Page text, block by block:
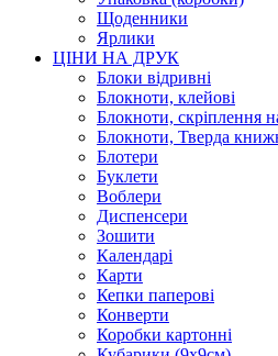
Щоденники
Ярлики
ЦІНИ НА ДРУК
Блоки відривні
Блокноти, клейові
Блокноти, скріплення
Блокноти, Тверда
Блотери
Буклети
Воблери
Диспенсери
Зошити
Календарі
Карти
Кепки паперові
Конверти
Коробки картонні